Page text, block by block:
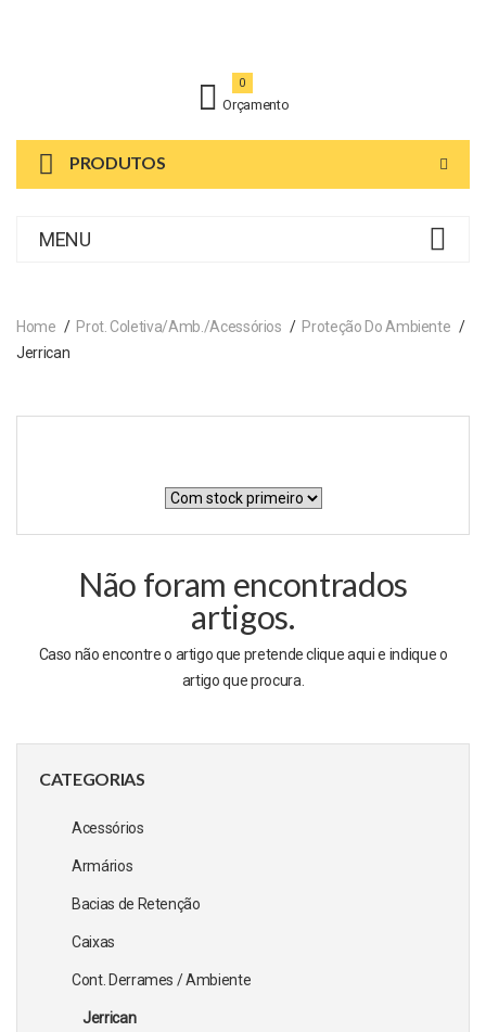
Orçamento
0
PRODUTOS
MENU
Home Prot. Coletiva/Amb./Acessórios
Proteção Do Ambiente
Jerrican
CATEGORIAS
Acessórios
Armários
Bacias de Retenção
Caixas
Cont. Derrames / Ambiente
Jerrican
Não foram encontrados
artigos.
Caso não encontre o artigo que pretende cliqueaquie indique o
artigo que procura.